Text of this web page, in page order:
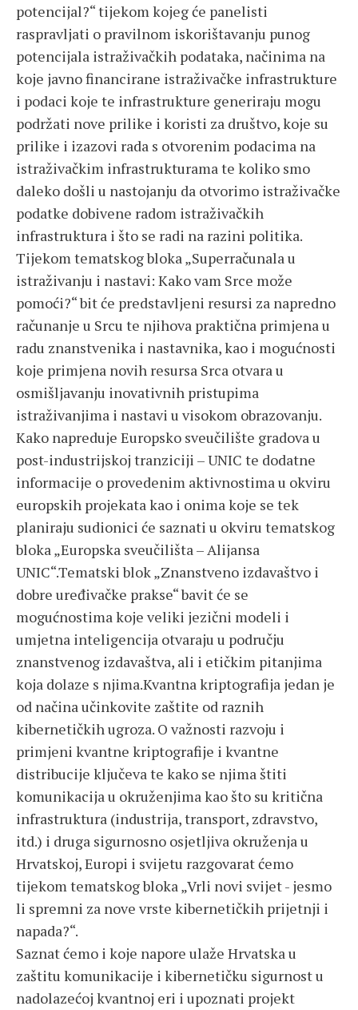
potencijal?“ tijekom kojeg će panelisti
raspravljati o pravilnom iskorištavanju punog
potencijala istraživačkih podataka, načinima na
koje javno financirane istraživačke infrastrukture
i podaci koje te infrastrukture generiraju mogu
podržati nove prilike i koristi za društvo, koje su
prilike i izazovi rada s otvorenim podacima na
istraživačkim infrastrukturama te koliko smo
daleko došli u nastojanju da otvorimo istraživačke
podatke dobivene radom istraživačkih
infrastruktura i što se radi na razini politika.
Tijekom tematskog bloka „Superračunala u
istraživanju i nastavi: Kako vam Srce može
pomoći?“ bit će predstavljeni resursi za napredno
računanje u Srcu te njihova praktična primjena u
radu znanstvenika i nastavnika, kao i mogućnosti
koje primjena novih resursa Srca otvara u
osmišljavanju inovativnih pristupima
istraživanjima i nastavi u visokom obrazovanju.
Kako napreduje Europsko sveučilište gradova u
post-industrijskoj tranziciji – UNIC te dodatne
informacije o provedenim aktivnostima u okviru
europskih projekata kao i onima koje se tek
planiraju sudionici će saznati u okviru tematskog
bloka „Europska sveučilišta – Alijansa
UNIC“.Tematski blok „Znanstveno izdavaštvo i
dobre uređivačke prakse“ bavit će se
mogućnostima koje veliki jezični modeli i
umjetna inteligencija otvaraju u području
znanstvenog izdavaštva, ali i etičkim pitanjima
koja dolaze s njima.Kvantna kriptografija jedan je
od načina učinkovite zaštite od raznih
kibernetičkih ugroza. O važnosti razvoju i
primjeni kvantne kriptografije i kvantne
distribucije ključeva te kako se njima štiti
komunikacija u okruženjima kao što su kritična
infrastruktura (industrija, transport, zdravstvo,
itd.) i druga sigurnosno osjetljiva okruženja u
Hrvatskoj, Europi i svijetu razgovarat ćemo
tijekom tematskog bloka „Vrli novi svijet - jesmo
li spremni za nove vrste kibernetičkih prijetnji i
napada?“.
Saznat ćemo i koje napore ulaže Hrvatska u
zaštitu komunikacije i kibernetičku sigurnost u
nadolazećoj kvantnoj eri i upoznati projekt